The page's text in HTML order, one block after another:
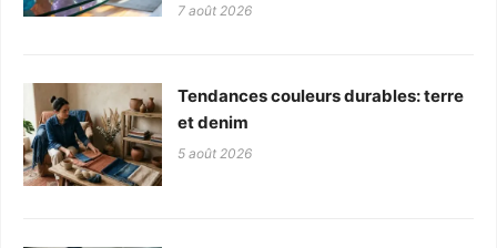
7 août 2026
Tendances couleurs durables: terre
et denim
5 août 2026